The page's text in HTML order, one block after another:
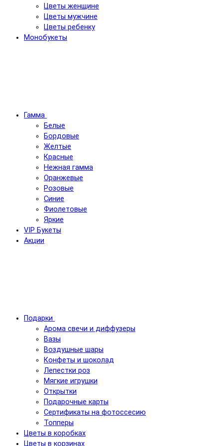
Цветы женщине
Цветы мужчине
Цветы ребенку
Монобукеты
Гамма
Белые
Бордовые
Желтые
Красные
Нежная гамма
Оранжевые
Розовые
Синие
Фиолетовые
Яркие
VIP Букеты
Акции
Подарки
Арома свечи и диффузеры
Вазы
Воздушные шары
Конфеты и шоколад
Лепестки роз
Мягкие игрушки
Открытки
Подарочные карты
Сертификаты на фотоссесию
Топперы
Цветы в коробках
Цветы в корзинах